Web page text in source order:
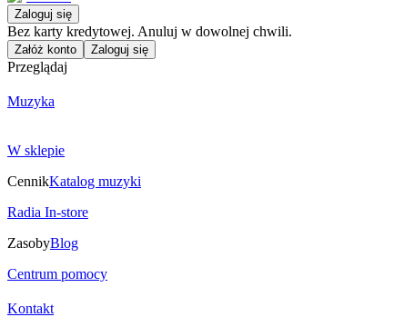
Zaloguj się
Bez karty kredytowej. Anuluj w dowolnej chwili.
Załóż konto Zaloguj się
Przeglądaj
Muzyka
W sklepie
CennikKatalog muzyki
Radia In-store
ZasobyBlog
Centrum pomocy
Kontakt